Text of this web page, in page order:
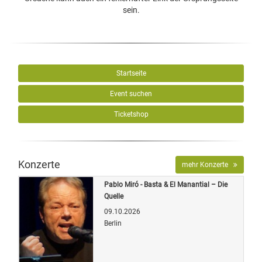
sein.
Startseite
Event suchen
Ticketshop
Konzerte mehr Konzerte
Pablo Miró - Basta & El Manantial – Die
Quelle
09.10.2026
Berlin